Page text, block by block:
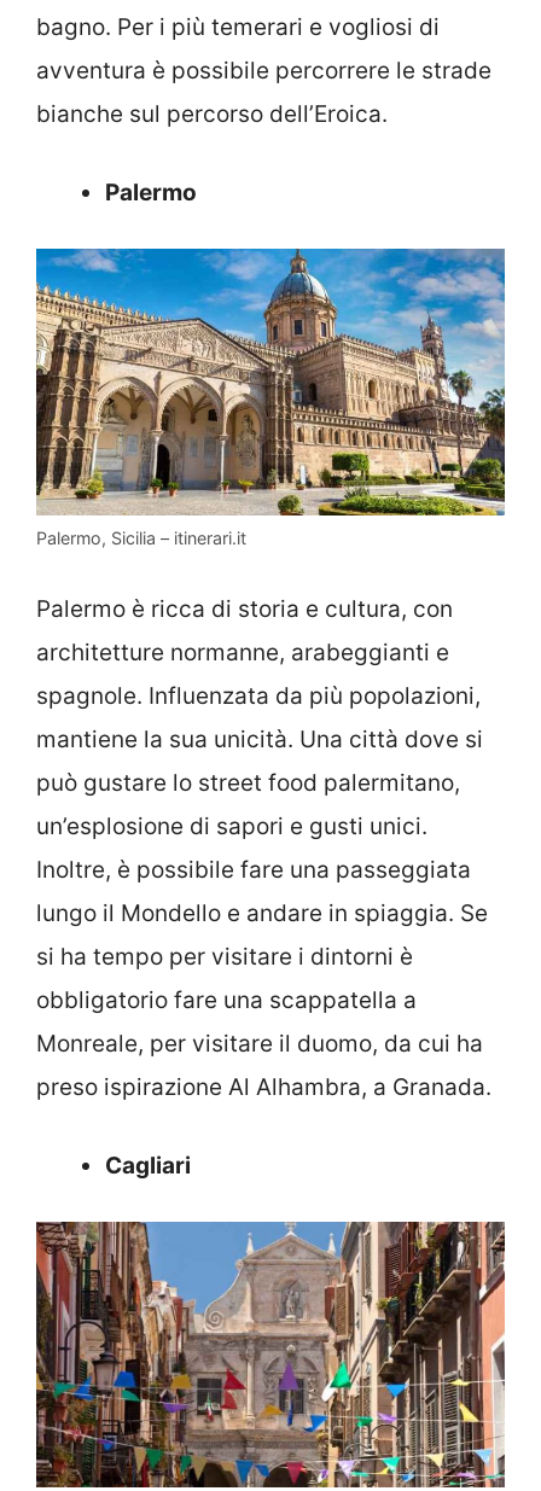
bagno. Per i più temerari e vogliosi di
avventura è possibile percorrere le strade
bianche sul percorso dell’Eroica.
Palermo
Palermo, Sicilia – itinerari.it
Palermo è ricca di storia e cultura, con
architetture normanne, arabeggianti e
spagnole. Influenzata da più popolazioni,
mantiene la sua unicità. Una città dove si
può gustare lo street food palermitano,
un’esplosione di sapori e gusti unici.
Inoltre, è possibile fare una passeggiata
lungo il Mondello e andare in spiaggia. Se
si ha tempo per visitare i dintorni è
obbligatorio fare una scappatella a
Monreale, per visitare il duomo, da cui ha
preso ispirazione Al Alhambra, a Granada.
Cagliari